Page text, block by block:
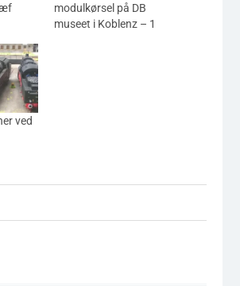
modulkørsel på DB
museet i Koblenz – 1
ved